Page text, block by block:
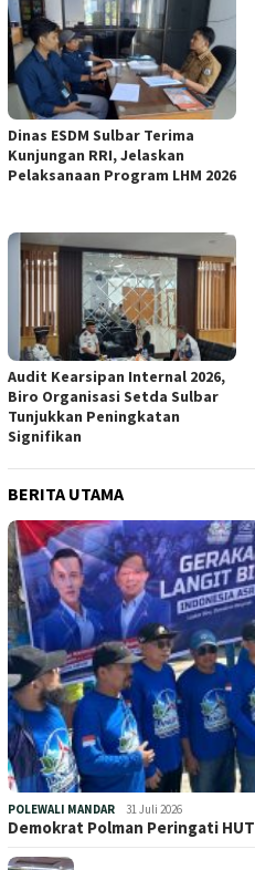
Dinas ESDM Sulbar Terima
Kunjungan RRI, Jelaskan
Pelaksanaan Program LHM 2026
Audit Kearsipan Internal 2026,
Biro Organisasi Setda Sulbar
Tunjukkan Peningkatan
Signifikan
BERITA UTAMA
POLEWALI MANDAR 31 Juli 2026
Demokrat Polman Peringati